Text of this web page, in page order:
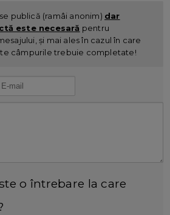
publică (ramâi anonim) dar
este necesară pentru
și mai ales în cazul în care
câmpurile trebuie completate!
o întrebare la care